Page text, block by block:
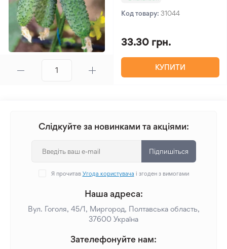
Код товару: 31044
33.30 грн.
КУПИТИ
Слідкуйте за новинками та акціями:
Підпишіться
Я прочитав Угода користувача і згоден з вимогами
Наша адреса:
Вул. Гоголя, 45/1, Миргород, Полтавська область,
37600 Україна
Зателефонуйте нам: